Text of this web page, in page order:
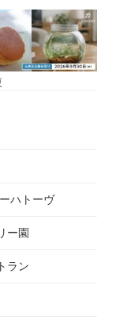
ハトーヴ
ー園
ラン